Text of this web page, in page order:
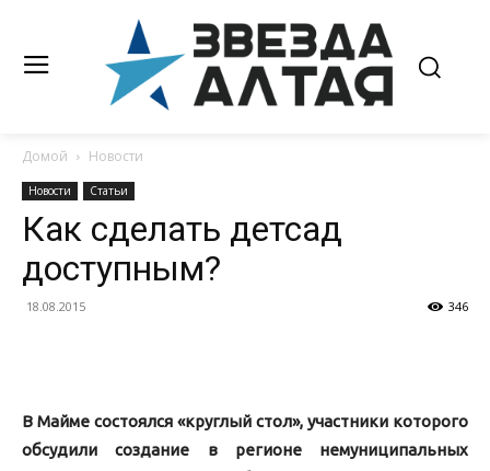
Домой Новости
Новости Статьи
Как сделать детсад
доступным?
18.08.2015 346
В Майме состоялся «круглый стол», участники которого
обсудили создание в регионе немуниципальных